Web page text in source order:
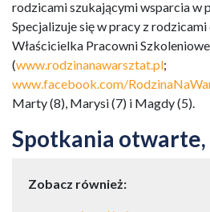
rodzicami szukającymi wsparcia w
Specjalizuje się w pracy z
Właścicielka Pracowni
(www.rodzinanawarsztat.pl;
www.facebook.com/
Marty (8), Marysi (7) i Magdy (5).
Spotkania otwarte,
Zobacz również: